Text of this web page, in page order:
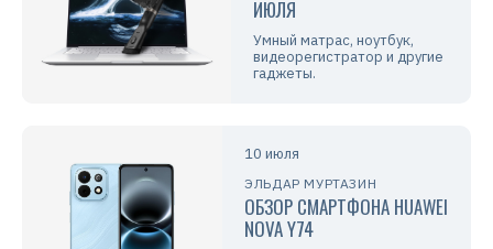
ИЮЛЯ
Умный матрас, ноутбук,
видеорегистратор и другие
гаджеты.
10 июля
ЭЛЬДАР МУРТАЗИН
ОБЗОР СМАРТФОНА HUAWEI
NOVA Y74